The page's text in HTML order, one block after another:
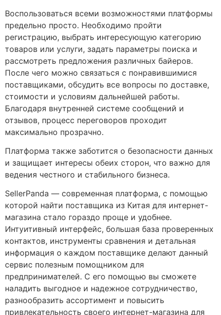
Воспользоваться всеми возможностями платформы
предельно просто. Необходимо пройти
регистрацию, выбрать интересующую категорию
товаров или услуги, задать параметры поиска и
рассмотреть предложения различных байеров.
После чего можно связаться с понравившимися
поставщиками, обсудить все вопросы по доставке,
стоимости и условиям дальнейшей работы.
Благодаря внутренней системе сообщений и
отзывов, процесс переговоров проходит
максимально прозрачно.
Платформа также заботится о безопасности данных
и защищает интересы обеих сторон, что важно для
ведения честного и стабильного бизнеса.
SellerPanda — современная платформа, с помощью
которой найти поставщика из Китая для интернет-
магазина стало гораздо проще и удобнее.
Интуитивный интерфейс, большая база проверенных
контактов, инструменты сравнения и детальная
информация о каждом поставщике делают данный
сервис полезным помощником для
предпринимателей. С его помощью вы сможете
наладить выгодное и надежное сотрудничество,
разнообразить ассортимент и повысить
привлекательность своего интернет-магазина для